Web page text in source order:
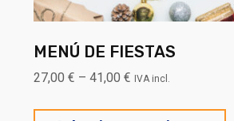
MENÚ DE FIESTAS
27,00 € – 41,00 € IVA incl.